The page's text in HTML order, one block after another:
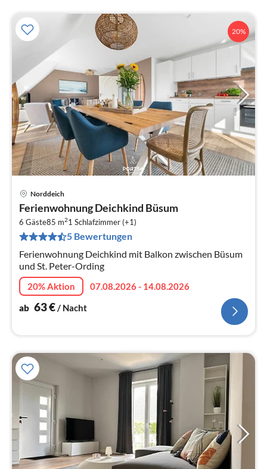
20%
Norddeich
Ferienwohnung Deichkind Büsum
6 Gäste85 m21 Schlafzimmer (+1)
5 Bewertungen
Ferienwohnung Deichkind mit Balkon zwischen Büsum
und St. Peter-Ording
20% Aktion
07.08.2026 - 14.08.2026
ab 63€/ Nacht